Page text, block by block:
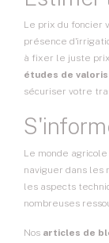
Le prix du foncier
présence
à fixer le juste
études de
sécuriser votre
Le monde
naviguer dans les
les aspects
nombreuses
Nos articles de